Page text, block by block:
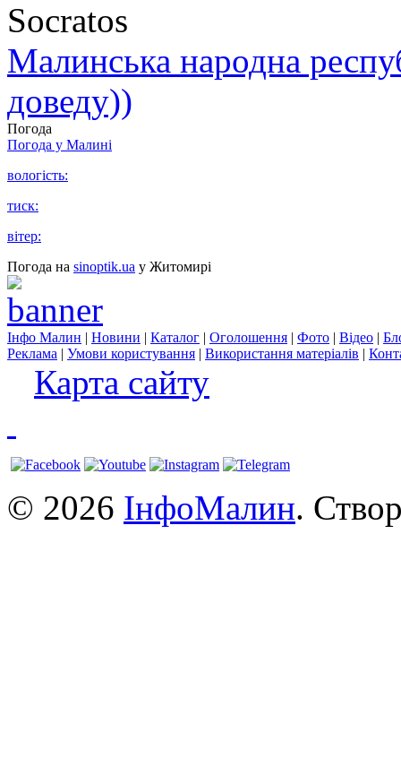
Socratos
Малинська народна
доведу))
Погода
Погода у Малині
вологість:
тиск:
вітер:
Погода на sinoptik.ua у Житомирі
Інфо Малин | Новини | Каталог | Оголошення | Фото | Відео |
Реклама | Умови користування | Використання матеріалів |
Карта сайту
© 2026 ІнфоМалин.